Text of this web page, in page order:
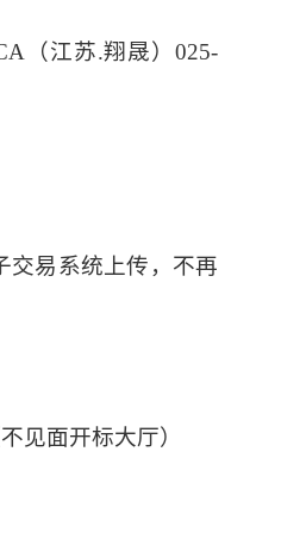
（江苏.翔晟）025-
交易系统上传，不再
不见面开标大厅）